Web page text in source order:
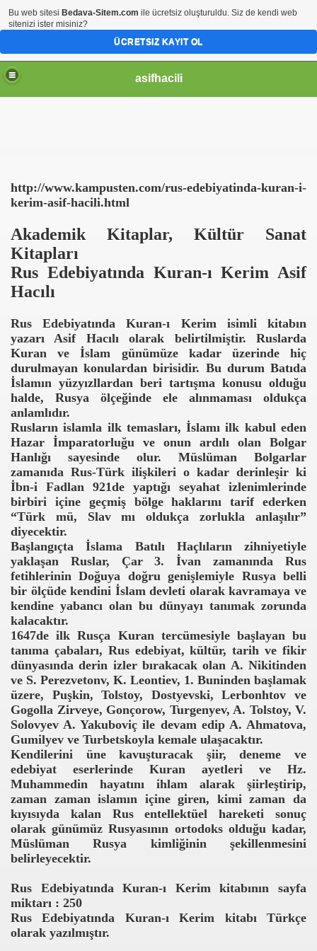
asifhacili
http://www.kampusten.com/rus-edebiyatinda-kuran-i-
kerim-asif-hacili.html
Akademik Kitaplar, Kültür Sanat
Kitapları
Rus Edebiyatında Kuran-ı Kerim Asif
Hacılı
Rus Edebiyatında Kuran-ı Kerim isimli kitabın
yazarı Asif Hacılı olarak belirtilmiştir. Ruslarda
Kuran ve İslam günümüze kadar üzerinde hiç
durulmayan konulardan birisidir. Bu durum Batıda
İslamın yüzyızllardan beri tartışma konusu olduğu
halde, Rusya ölçeğinde ele alınmaması oldukça
anlamlıdır.
Rusların islamla ilk temasları, İslamı ilk kabul eden
Hazar İmparatorluğu ve onun ardılı olan Bolgar
Hanlığı sayesinde olur. Müslüman Bolgarlar
zamanıda Rus-Türk ilişkileri o kadar derinleşir ki
İbn-i Fadlan 921de yaptığı seyahat izlenimlerinde
birbiri içine geçmiş bölge haklarını tarif ederken
“Türk mü, Slav mı oldukça zorlukla anlaşılır”
diyecektir.
Başlangıçta İslama Batılı Haçlıların zihniyetiyle
yaklaşan Ruslar, Çar 3. İvan zamanında Rus
fetihlerinin Doğuya doğru genişlemiyle Rusya belli
bir ölçüde kendini İslam devleti olarak kavramaya ve
kendine yabancı olan bu dünyayı tanımak zorunda
kalacaktır.
1647de ilk Rusça Kuran tercümesiyle başlayan bu
tanıma çabaları, Rus edebiyat, kültür, tarih ve fikir
dünyasında derin izler bırakacak olan A. Nikitinden
ve S. Perezvetonv, K. Leontiev, 1. Buninden başlamak
üzere, Puşkin, Tolstoy, Dostyevski, Lerbonhtov ve
Gogolla Zirveye, Gonçorow, Turgenyev, A. Tolstoy, V.
Solovyev A. Yakuboviç ile devam edip A. Ahmatova,
Gumilyev ve Turbetskoyla kemale ulaşacaktır.
Kendilerini üne kavuşturacak şiir, deneme ve
edebiyat eserlerinde Kuran ayetleri ve Hz.
Muhammedin hayatını ihlam alarak şiirleştirip,
zaman zaman islamın içine giren, kimi zaman da
kıyısıyda kalan Rus entellektüel hareketi sonuç
olarak günümüz Rusyasının ortodoks olduğu kadar,
Müslüman Rusya kimliğinin şekillenmesini
belirleyecektir.
Rus Edebiyatında Kuran-ı Kerim kitabının sayfa
miktarı : 250
Rus Edebiyatında Kuran-ı Kerim kitabı Türkçe
olarak yazılmıştır.
Bu web sitesi Bedava-Sitem.com ile ücretsiz oluşturuldu. Siz de kendi web
sitenizi ister misiniz?
ÜCRETSIZ KAYIT OL